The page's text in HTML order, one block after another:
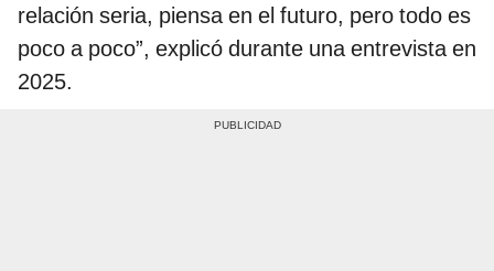
relación seria, piensa en el futuro, pero todo es
poco a poco”, explicó durante una entrevista en
2025.